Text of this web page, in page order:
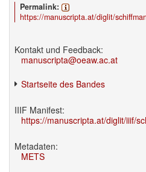
Permalink:
https://manuscripta.at/diglit/
Kontakt und Feedback:
manuscripta@oeaw.ac.at
Startseite des Bandes
IIIF Manifest:
https://manuscripta.at/diglit/iiif/
Metadaten:
METS